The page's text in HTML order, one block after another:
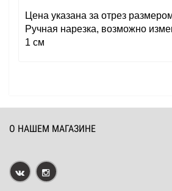
Цена указана за отрез
Ручная нарезка, возможно
1 см
О НАШЕМ МАГАЗИНЕ